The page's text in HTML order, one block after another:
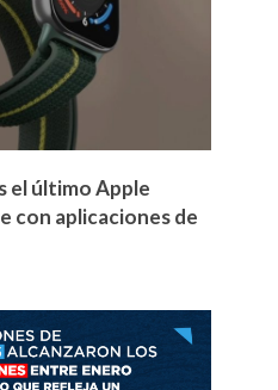
el último Apple
con aplicaciones de